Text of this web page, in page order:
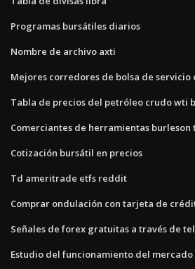
Programas bursátiles diarios
Nombre de archivo axti
Mejores corredores de bolsa de
Tabla de precios del petróleo crudo wti
Comerciantes de herramientas burleson
Cotización bursátil en precios
Td ameritrade etfs reddit
Comprar ondulación con tarjeta de
Señales de forex gratuitas a través de
Estudio del funcionamiento del